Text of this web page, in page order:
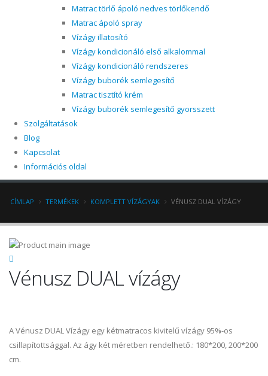
Matrac törlő ápoló nedves törlőkendő
Matrac ápoló spray
Vízágy illatosító
Vízágy kondicionáló első alkalommal
Vízágy kondicionáló rendszeres
Vízágy buborék semlegesítő
Matrac tisztító krém
Vízágy buborék semlegesítő gyorsszett
Szolgáltatások
Blog
Kapcsolat
Információs oldal
CÍMLAP TERMÉKEK KOMPLETT VÍZÁGYAK VÉNUSZ DUAL VÍZÁGY
Vénusz DUAL vízágy
A Vénusz DUAL Vízágy egy kétmatracos kivitelű vízágy 95%-os
csillapítottsággal. Az ágy két méretben rendelhető.: 180*200, 200*200
cm.